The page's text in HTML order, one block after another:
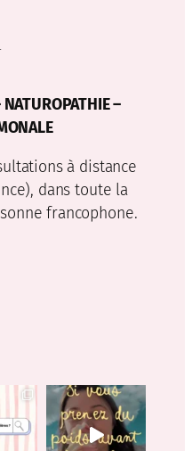
–
à distance
dans toute la
francophone.